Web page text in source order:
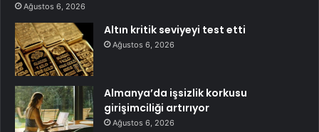
Ağustos 6, 2026
Altın kritik seviyeyi test etti
Ağustos 6, 2026
Almanya’da işsizlik korkusu
girişimciliği artırıyor
Ağustos 6, 2026